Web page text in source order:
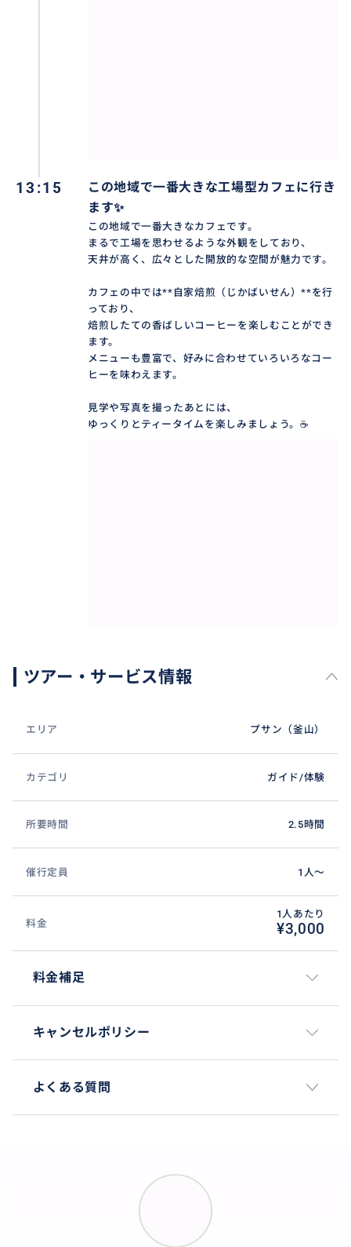
13:15
この地域で一番大きな工場型カフェに行き
ます✨️
この地域で一番大きなカフェです。
まるで工場を思わせるような外観をしており、
天井が高く、広々とした開放的な空間が魅力です。
カフェの中では**自家焙煎（じかばいせん）**を行
っており、
焙煎したての香ばしいコーヒーを楽しむことができ
ます。
メニューも豊富で、好みに合わせていろいろなコー
ヒーを味わえます。
見学や写真を撮ったあとには、
ゆっくりとティータイムを楽しみましょう。☕️
ツアー・サービス情報
エリア プサン（釜山）
カテゴリ ガイド/体験
所要時間 2.5時間
催行定員 1人〜
料金
1人あたり
¥3,000
料金補足
キャンセルポリシー
よくある質問